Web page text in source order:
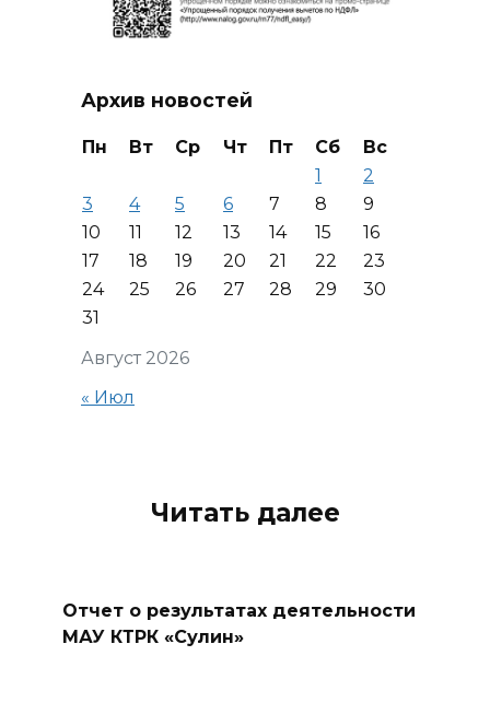
Архив новостей
Август 2026
Пн Вт Ср Чт Пт Сб
Вс
1
2
3
4 5 6 7 8
9
10
11 12 13 14 15
16
17
18 19 20 21 22
23
24
25 26 27 28 29
30
31
« Июл
Читать далее
Отчет о результатах деятельности
МАУ КТРК «Сулин»